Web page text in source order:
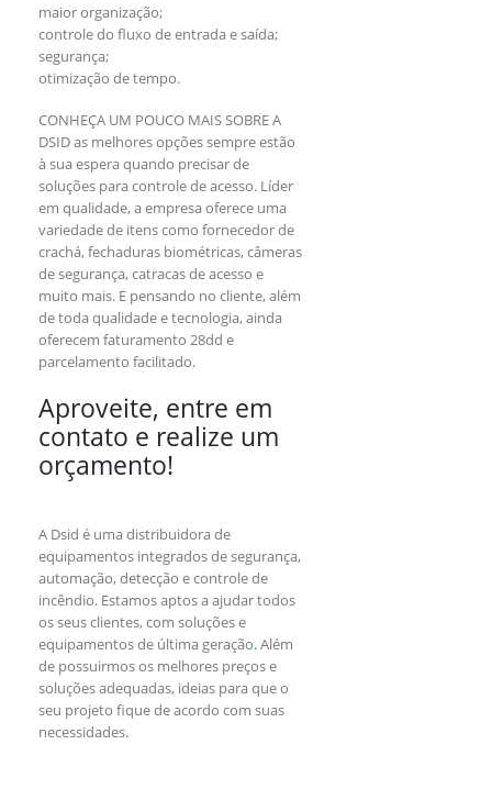
maior organização;
controle do fluxo de entrada e saída;
segurança;
otimização de tempo.
CONHEÇA UM POUCO MAIS SOBRE A
DSID as melhores opções sempre estão
à sua espera quando precisar de
soluções para controle de acesso. Líder
em qualidade, a empresa oferece uma
variedade de itens como fornecedor de
crachá, fechaduras biométricas, câmeras
de segurança, catracas de acesso e
muito mais. E pensando no cliente, além
de toda qualidade e tecnologia, ainda
oferecem faturamento 28dd e
parcelamento facilitado.
Aproveite, entre em
contato e realize um
orçamento!
A Dsid é uma distribuidora de
equipamentos integrados de segurança,
automação, detecção e controle de
incêndio. Estamos aptos a ajudar todos
os seus clientes, com soluções e
equipamentos de última geração.Além
de possuirmos os melhores preços e
soluções adequadas, ideias para que o
seu projeto fique de acordo com suas
necessidades.